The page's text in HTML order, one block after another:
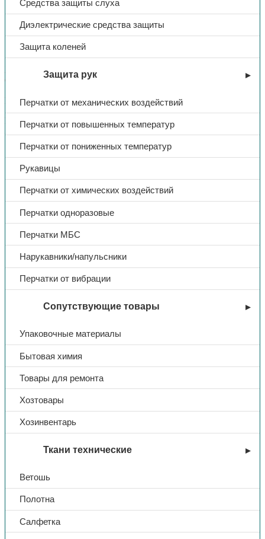
Средства защиты слуха
Диэлектрические средства защиты
Защита коленей
Защита рук
Перчатки от механических воздействий
Перчатки от повышенных температур
Перчатки от пониженных температур
Рукавицы
Перчатки от химических воздействий
Перчатки одноразовые
Перчатки МБС
Нарукавники/напульсники
Перчатки от вибрации
Сопутствующие товары
Упаковочные материалы
Бытовая химия
Товары для ремонта
Хозтовары
Хозинвентарь
Ткани технические
Ветошь
Полотна
Салфетка
Прилегают к колену и не стесняют движений
Подходят для всех карманов для наколенников в
изделиях Brodeks
Размер: 21,5 см x 16,5 см x 1,5 см
Упаковка: 2 шт.
Характеристики
Основное
Пол: Унисекс
Материалы
ЭВА (этиленвинилацетат)
Тип